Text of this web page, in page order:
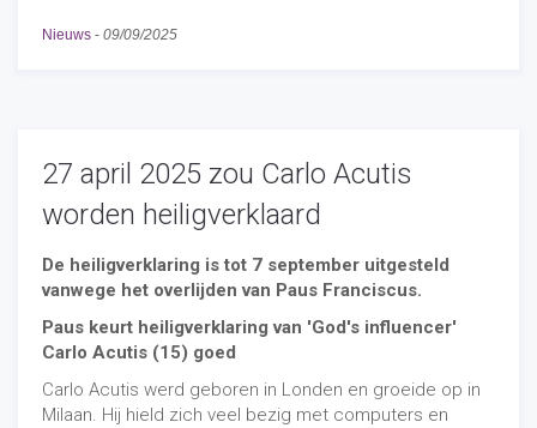
Nieuws - 09/09/2025
27 april 2025 zou Carlo Acutis
worden heiligverklaard
De heiligverklaring is tot 7 september uitgesteld
vanwege het overlijden van Paus Franciscus.
Paus keurt heiligverklaring van 'God's influencer'
Carlo Acutis (15) goed
Carlo Acutis werd geboren in Londen en groeide op in
Milaan. Hij hield zich veel bezig met computers en